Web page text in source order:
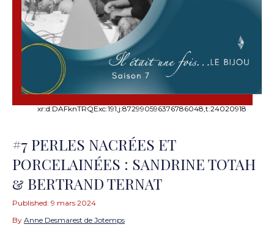
xr:d:DAFknTRQExc:191,j:872990596376786048,t:24020918
#7 PERLES NACRÉES ET
PORCELAINÉES : SANDRINE TOTAH
& BERTRAND TERNAT
Published: 9 mars 2024
By Anne Desmarest de Jotemps